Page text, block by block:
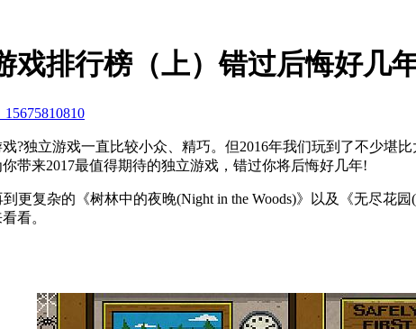
戏排行榜（上）错过后悔好几
?独立游戏一直比较小众、精巧。但2016年我们玩到了不少堪
带来2017最值得期待的独立游戏，错过你将后悔好几年!
复杂的《树林中的夜晚(Night in the Woods)》以及《无尽花
看。